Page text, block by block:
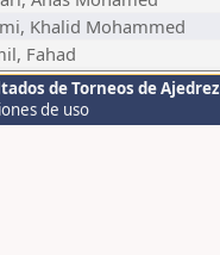
Khalid Mohammed
Fahad
de Torneos de Ajedrez
de uso